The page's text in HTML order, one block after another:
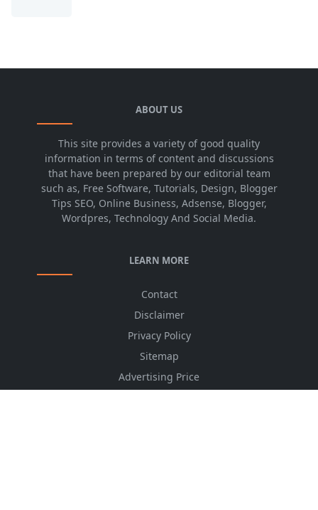
ABOUT US
This site provides a variety of good quality
information in terms of content and discussions
that have been prepared by our editorial team
such as, Free Software, Tutorials, Design, Blogger
Tips SEO, Online Business, Adsense, Blogger,
Wordpres, Technology And Social Media.
LEARN MORE
Contact
Disclaimer
Privacy Policy
Sitemap
Advertising Price